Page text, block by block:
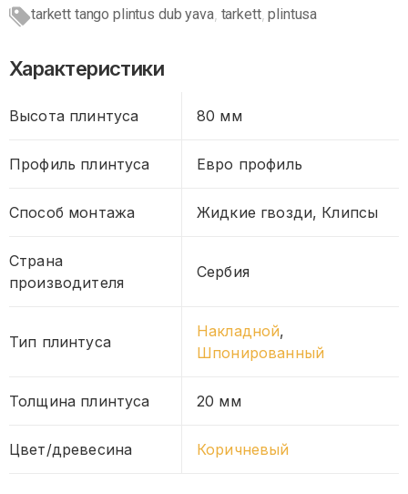
tarkett tango plintus dub yava, tarkett,plintusa
Характеристики
Высота плинтуса 80 мм
Профиль плинтуса Евро профиль
Способ монтажа Жидкие гвозди, Клипсы
Страна
производителя
Сербия
Тип плинтуса
Накладной,
Шпонированный
Толщина плинтуса 20 мм
Цвет/древесина Коричневый